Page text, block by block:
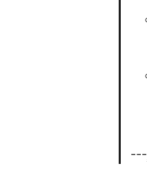
---